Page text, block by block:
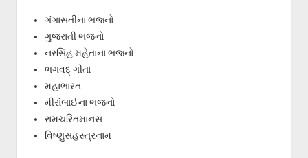
ગંગાસતીના ભજનો
ગુજરાતી ભજનો
નરસિંહ મહેતાના ભજનો
ભગવદ્ ગીતા
મહાભારત
મીરાંબાઈના ભજનો
રામચરિતમાનસ
વિષ્ણુસહસ્ત્રનામ